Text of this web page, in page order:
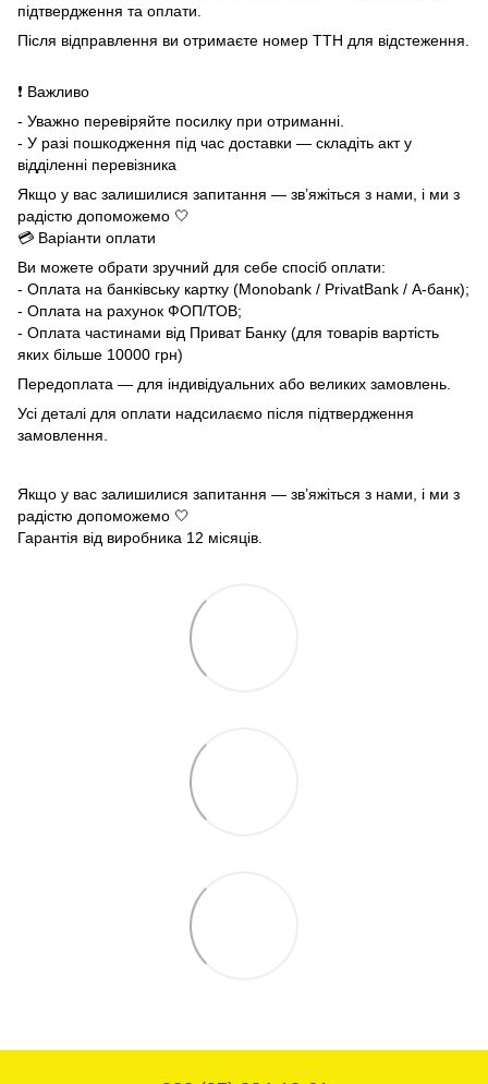
підтвердження та оплати.
Після відправлення ви отримаєте номер ТТН для відстеження.
❗ Важливо
- Уважно перевіряйте посилку при отриманні.
- У разі пошкодження під час доставки — складіть акт у
відділенні перевізника
Якщо у вас залишилися запитання — зв’яжіться з нами, і ми з
радістю допоможемо 🤍
💳 Варіанти оплати
Ви можете обрати зручний для себе спосіб оплати:
- Оплата на банківську картку (Monobank / PrivatBank / А-банк);
- Оплата на рахунок ФОП/ТОВ;
- Оплата частинами від Приват Банку (для товарів вартість
яких більше 10000 грн)
Передоплата — для індивідуальних або великих замовлень.
Усі деталі для оплати надсилаємо після підтвердження
замовлення.
Якщо у вас залишилися запитання — зв’яжіться з нами, і ми з
радістю допоможемо 🤍
Гарантія від виробника 12 місяців.